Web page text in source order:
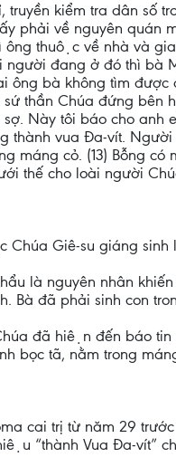
truyền kiểm tra dân
phải về nguyên quán
ông thuộc về nhà và
đang ở đó thì
bà không tìm được
thần Chúa đứng bên
sợ. Này tôi báo cho
vua Đa-vít.
cỏ. (13) Bỗng có
thế cho loài người
Giê-su giáng
là nguyên nhân
Bà đã phải sinh con
đã hiện đến báo
tã, nằm trong
cai trị từ năm 29
“thành Vua Đa-vít”